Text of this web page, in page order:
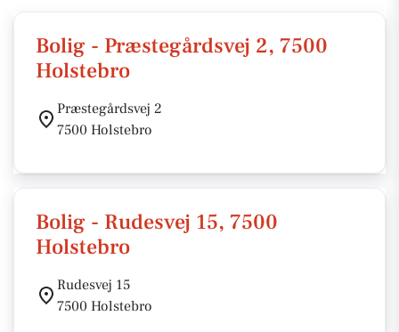
Bolig - Præstegårdsvej 2, 7500
Holstebro
Præstegårdsvej 2
7500 Holstebro
Bolig - Rudesvej 15, 7500
Holstebro
Rudesvej 15
7500 Holstebro